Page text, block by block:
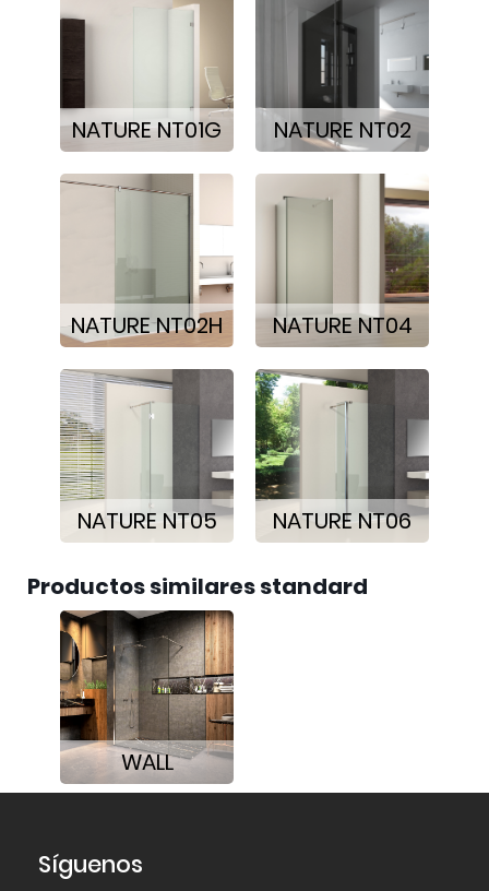
NATURE NT01G NATURE NT02
NATURE NT02H NATURE NT04
NATURE NT05 NATURE NT06
Productos similares standard
WALL
Síguenos